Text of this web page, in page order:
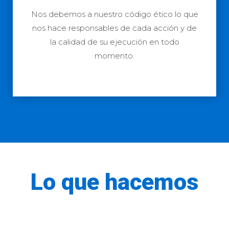
Nos debemos a nuestro código ético lo que
nos hace responsables de cada acción y de
la calidad de su ejecución en todo
momento.
Lo que hacemos